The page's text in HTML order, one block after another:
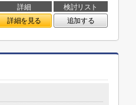
詳細
検討リスト
詳細を見る 追加する